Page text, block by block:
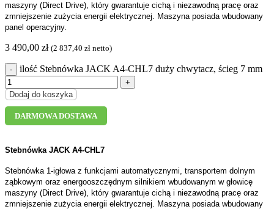
maszyny (Direct Drive), który gwarantuje cichą i niezawodną pracę oraz
zmniejszenie zużycia energii elektrycznej. Maszyna posiada wbudowany
panel operacyjny.
3 490,00 zł (2 837,40 zł netto)
ilość Stebnówka JACK A4-CHL7 duży chwytacz, ścieg 7 mm
Dodaj do koszyka
DARMOWA DOSTAWA
Stebnówka JACK A4-CHL7
Stebnówka 1-igłowa z funkcjami automatycznymi, transportem dolnym
ząbkowym oraz energooszczędnym silnikiem wbudowanym w głowicę
maszyny (Direct Drive), który gwarantuje cichą i niezawodną pracę oraz
zmniejszenie zużycia energii elektrycznej. Maszyna posiada wbudowany